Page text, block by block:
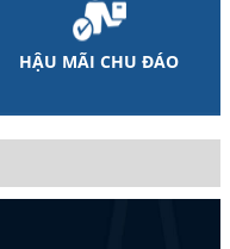
HẬU MÃI CHU ĐÁO